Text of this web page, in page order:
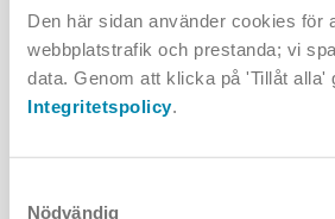
Den här sidan använder cookies för
webbplatstrafik och prestanda; vi
data. Genom att klicka på 'Tillåt alla'
Integritetspolicy.
Nödvändig
Samarbetspartners och
ARMATURER
Bega
ELKONSULT